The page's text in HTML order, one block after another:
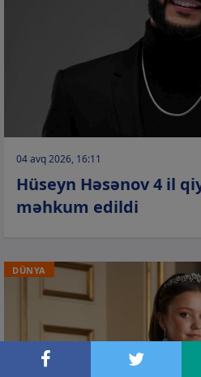
04 avq 2026, 16:11
Hüseyn Həsənov 4 il
məhkum edildi
DÜNYA